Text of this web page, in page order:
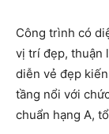
Công trình có
vị trí đẹp, thuận
diễn vẻ đẹp
tầng nổi với
chuẩn hạng A,